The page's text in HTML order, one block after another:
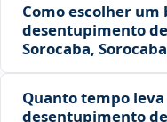
Como escolher
desentupimento
Sorocaba,
Quanto tempo
desentupimento